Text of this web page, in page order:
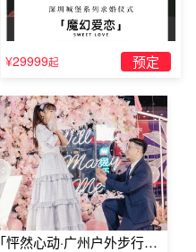
声唱出爱的心声，似在
：低沉的呢喃，唱出最简
》、《two less lonely
¥29999起 预定
「怦然心动·广州户外步行街